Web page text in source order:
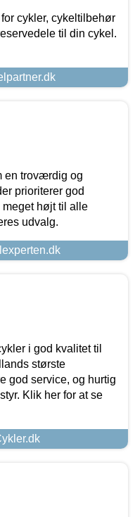
cykler, cykeltilbehør
til din cykel.
en troværdig og
prioriterer god
meget højt til alle
udvalg.
i god kvalitet til
største
god service, og hurtig
Klik her for at se